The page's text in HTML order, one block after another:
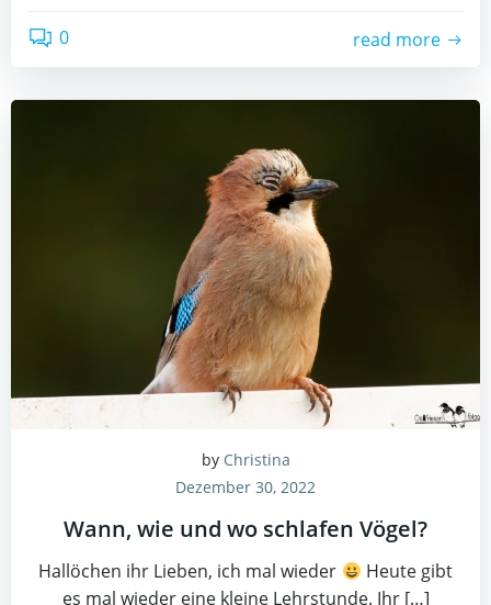
0 read more
by Christina
Dezember 30, 2022
Wann, wie und wo schlafen Vögel?
Hallöchen ihr Lieben, ich mal wieder
Heute gibt
es mal wieder eine kleine Lehrstunde. Ihr […]